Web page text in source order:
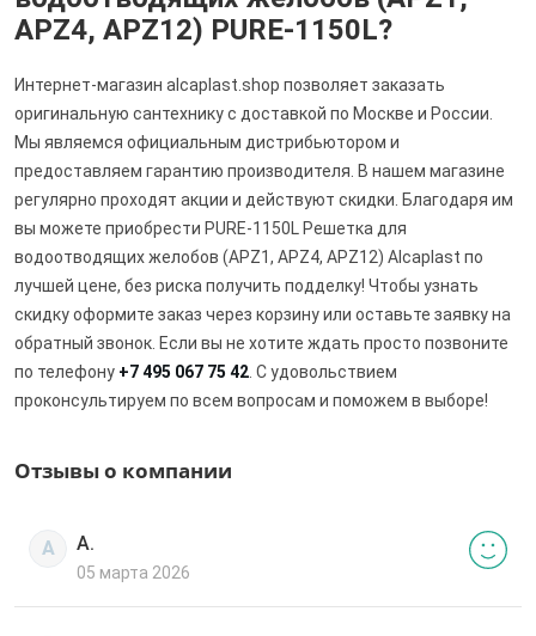
APZ4, APZ12) PURE-1150L?
Интернет-магазин alcaplast.shop позволяет заказать
оригинальную сантехнику с доставкой по Москве и России.
Мы являемся официальным дистрибьютором и
предоставляем гарантию производителя. В нашем магазине
регулярно проходят акции и действуют скидки. Благодаря им
вы можете приобрести PURE-1150L Решетка для
водоотводящих желобов (APZ1, APZ4, APZ12) Alcaplast по
лучшей цене, без риска получить подделку! Чтобы узнать
скидку оформите заказ через корзину или оставьте заявку на
обратный звонок. Если вы не хотите ждать просто позвоните
по телефону +7 495 067 75 42 . С удовольствием
проконсультируем по всем вопросам и поможем в выборе!
Отзывы о компании
А А.
05 марта 2026